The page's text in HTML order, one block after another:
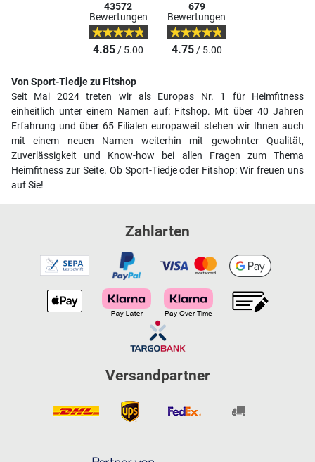
43572
Bewertungen
4.85/ 5.00
679
Bewertungen
4.75/ 5.00
Von Sport-Tiedje zu Fitshop
Seit Mai 2024 treten wir als Europas Nr. 1 für Heimfitness
einheitlich unter einem Namen auf: Fitshop. Mit über 40 Jahren
Erfahrung und über 65 Filialen europaweit stehen wir Ihnen auch
mit einem neuen Namen weiterhin mit gewohnter Qualität,
Zuverlässigkeit und Know-how bei allen Fragen zum Thema
Heimfitness zur Seite. Ob Sport-Tiedje oder Fitshop: Wir freuen uns
auf Sie!
Zahlarten
Versandpartner